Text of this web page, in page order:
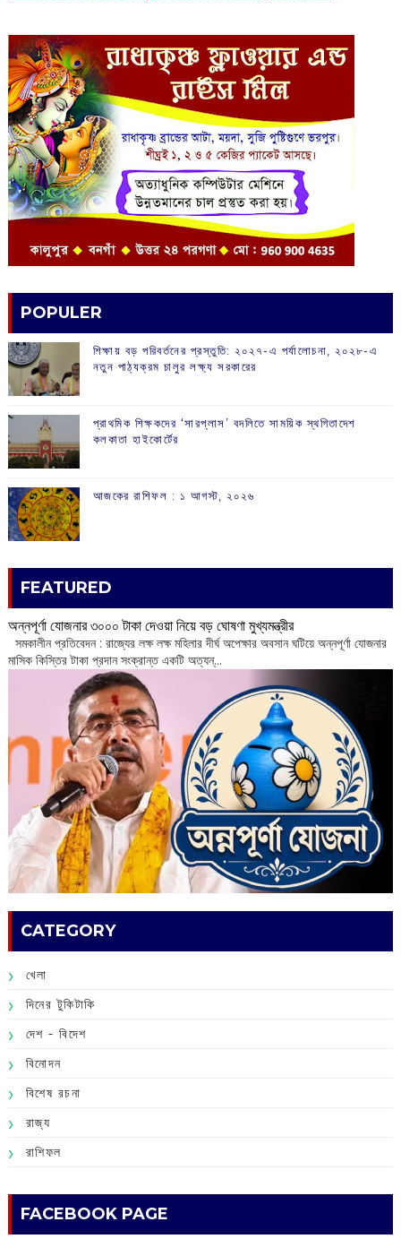
POPULER
শিক্ষায় বড় পরিবর্তনের প্রস্তুতি: ২০২৭-এ পর্যালোচনা, ২০২৮-এ
নতুন পাঠ্যক্রম চালুর লক্ষ্য সরকারের
প্রাথমিক শিক্ষকদের ‘সারপ্লাস’ বদলিতে সাময়িক স্থগিতাদেশ
কলকাতা হাইকোর্টের
আজকের রাশিফল :‌ ‌‌১ আগস্ট, ২০২৬
FEATURED
অন্নপূর্ণা যোজনার ৩০০০ টাকা দেওয়া নিয়ে বড় ঘোষণা মুখ্যমন্ত্রীর
সমকালীন প্রতিবেদন : রাজ্যের লক্ষ লক্ষ মহিলার দীর্ঘ অপেক্ষার অবসান ঘটিয়ে অন্নপূর্ণা যোজনার
মাসিক কিস্তির টাকা প্রদান সংক্রান্ত একটি অত্যন্...
CATEGORY
খেলা
দিনের টুকিটাকি
দেশ - বিদেশ
বিনোদন
বিশেষ রচনা
রাজ্য
রাশিফল
FACEBOOK PAGE